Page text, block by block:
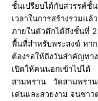
ชั้นเปรียบได้กับสวรรค์ชั้
เวลาในการสร้างรวมแ
ภายในตัวตึกได้ถึงชั้นที่
พื้นที่สำหรับพระสงฆ์ หา
ต้องรอให้ถึงวันสำคัญทา
เปิดให้คนนอกเข้าไปได้
สามพราน วัดสามพรา
เด่นและสวยงาม จนชา